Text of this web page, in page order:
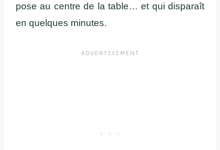
pose au centre de la table… et qui disparaît
en quelques minutes.